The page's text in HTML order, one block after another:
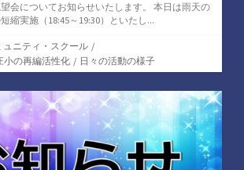
会についてお知らせいたします。 本日は雨天の
縮実施（18:45～19:30）といたし...
ュニティ・スクール /
小の再編活性化 / 日々の活動の様子